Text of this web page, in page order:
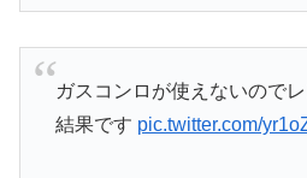
ガスコンロが使えないので
結果です pic.twitter.com/